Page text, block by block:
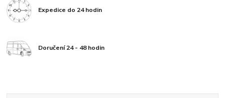
Expedice do 24 hodin
Doručení 24 - 48 hodin